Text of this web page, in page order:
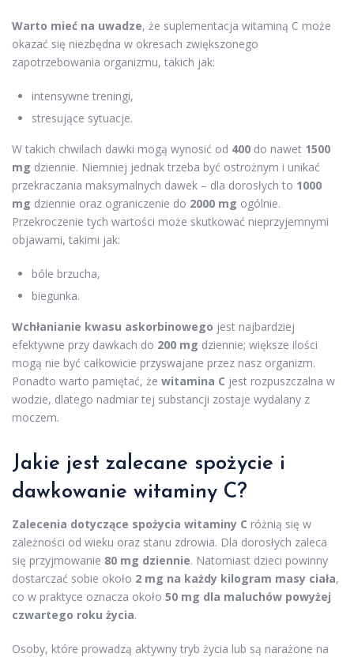
Warto mieć na uwadze, że suplementacja witaminą C może
okazać się niezbędna w okresach zwiększonego
zapotrzebowania organizmu, takich jak:
intensywne treningi,
stresujące sytuacje.
W takich chwilach dawki mogą wynosić od 400 do nawet 1500
mg dziennie. Niemniej jednak trzeba być ostrożnym i unikać
przekraczania maksymalnych dawek – dla dorosłych to 1000
mg dziennie oraz ograniczenie do 2000 mg ogólnie.
Przekroczenie tych wartości może skutkować nieprzyjemnymi
objawami, takimi jak:
bóle brzucha,
biegunka.
Wchłanianie kwasu askorbinowego jest najbardziej
efektywne przy dawkach do 200 mg dziennie; większe ilości
mogą nie być całkowicie przyswajane przez nasz organizm.
Ponadto warto pamiętać, że witamina C jest rozpuszczalna w
wodzie, dlatego nadmiar tej substancji zostaje wydalany z
moczem.
Jakie jest zalecane spożycie i
dawkowanie witaminy C?
Zalecenia dotyczące spożycia witaminy C różnią się w
zależności od wieku oraz stanu zdrowia. Dla dorosłych zaleca
się przyjmowanie 80 mg dziennie. Natomiast dzieci powinny
dostarczać sobie około 2 mg na każdy kilogram masy ciała,
co w praktyce oznacza około 50 mg dla maluchów powyżej
czwartego roku życia.
Osoby, które prowadzą aktywny tryb życia lub są narażone na